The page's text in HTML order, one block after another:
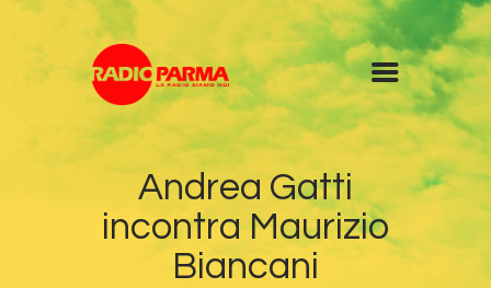
Andrea Gatti
incontra Maurizio
Biancani
Home
Radio
Diretta
Programmi